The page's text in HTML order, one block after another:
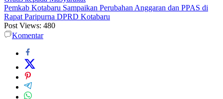
Pemkab Kotabaru Sampaikan Perubahan Anggaran dan PPAS di
Rapat Paripurna DPRD Kotabaru
Post Views: 480
Komentar